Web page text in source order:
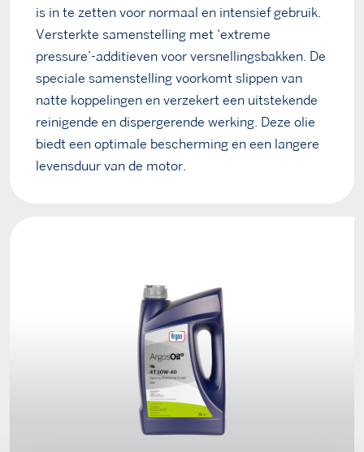
is in te zetten voor normaal en intensief gebruik.
Versterkte samenstelling met ‘extreme
pressure’-additieven voor versnellingsbakken. De
speciale samenstelling voorkomt slippen van
natte koppelingen en verzekert een uitstekende
reinigende en dispergerende werking. Deze olie
biedt een optimale bescherming en een langere
levensduur van de motor.